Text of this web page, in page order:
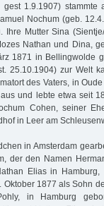
1.9.1907) stammte
Nochum (geb.
Ihre Mutter Sina
Nathan und Dina,
1871 in Bellingwolde
25.10.1904) zur Welt
des Vaters, in
und lebte etwa seit
Cohen, seiner
in Leer am
in Amsterdam
der den Namen
Elias in
1877 als Sohn
in Hamburg